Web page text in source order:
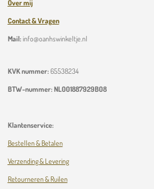
Over mij
Contact & Vragen
Mail: info@oanhswinkeltje.nl
KVK nummer: 65538234
BTW-nummer: NL001887929B08
Klantenservice:
Bestellen & Betalen
Verzending & Levering
Retourneren & Ruilen